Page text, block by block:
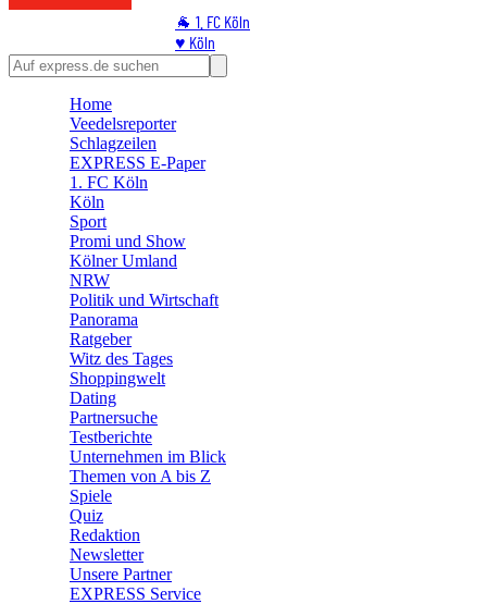
🐐 1. FC Köln
♥️ Köln
⭐ Promi
🛒 Shoppingwelt
Home
Veedelsreporter
Schlagzeilen
EXPRESS E-Paper
1. FC Köln
Köln
Sport
Promi und Show
Kölner Umland
NRW
Politik und Wirtschaft
Panorama
Ratgeber
Witz des Tages
Shoppingwelt
Dating
Partnersuche
Testberichte
Unternehmen im Blick
Themen von A bis Z
Spiele
Quiz
Redaktion
Newsletter
Unsere Partner
EXPRESS Service